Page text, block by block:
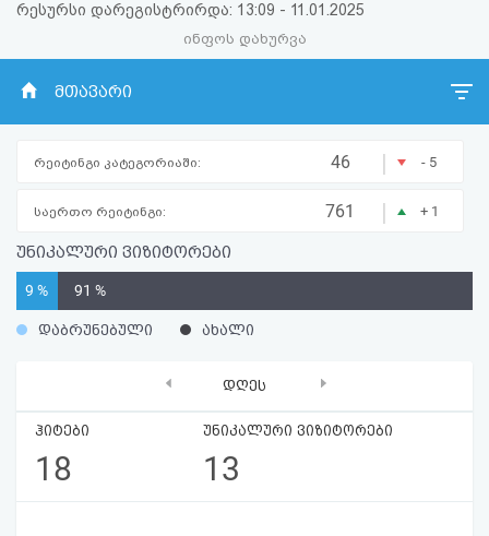
პასუხი
ავტორიზაცია
HTML
კოდი
შეთანხმება
და
რესურსი დარეგისტრირდა: 13:09 - 11.01.2025
ინფოს დახურვა
მთავარი
რეიტინგი კატეგორიაში: 46 | - 5
საერთო რეიტინგი: 761 | + 1
უნიკალური ვიზიტორები
9 % 91 %
დაბრუნებული ახალი
დღეს
ჰიტები
18
უნიკალური ვიზიტორები
13
‹ ›